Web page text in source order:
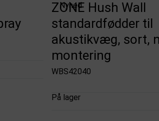
Nyhed
ZONE Hush Wall
standardfødder til
akustikvæg, sort,
montering
WBS42040
På lager